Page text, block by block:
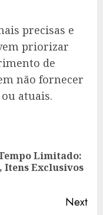
precisas e
priorizar
de
não fornecer
atuais.
Limitado:
Itens Exclusivos
Next